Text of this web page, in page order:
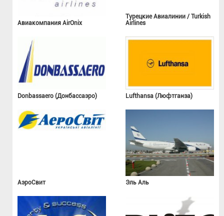
Авиакомпания AirOnix
Турецкие Авиалинии / Turkish
Airlines
Donbassaero (Донбассаэро) Lufthansa (Люфтганза)
АэроСвит Эль Аль